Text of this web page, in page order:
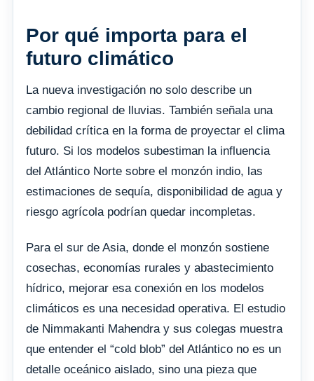
Por qué importa para el
futuro climático
La nueva investigación no solo describe un
cambio regional de lluvias. También señala una
debilidad crítica en la forma de proyectar el clima
futuro. Si los modelos subestiman la influencia
del Atlántico Norte sobre el monzón indio, las
estimaciones de sequía, disponibilidad de agua y
riesgo agrícola podrían quedar incompletas.
Para el sur de Asia, donde el monzón sostiene
cosechas, economías rurales y abastecimiento
hídrico, mejorar esa conexión en los modelos
climáticos es una necesidad operativa. El estudio
de Nimmakanti Mahendra y sus colegas muestra
que entender el “cold blob” del Atlántico no es un
detalle oceánico aislado, sino una pieza que